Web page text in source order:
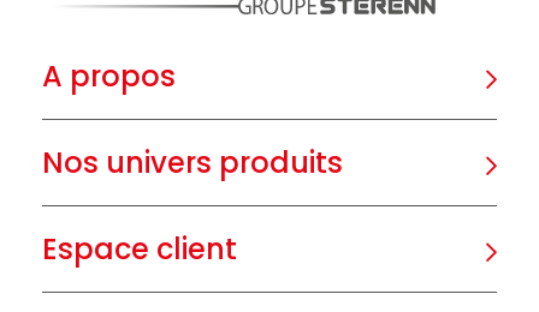
A propos
Nos univers produits
Espace client